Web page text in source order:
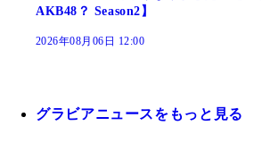
AKB48？ Season2】
2026年08月06日 12:00
グラビアニュースをもっと見る